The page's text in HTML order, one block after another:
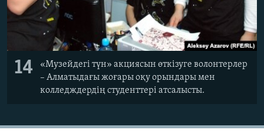
14
«Музейдегі түн» акциясын өткізуге волонтерлер
– Алматыдағы жоғары оқу орындары мен
колледждердің студенттері атсалысты.